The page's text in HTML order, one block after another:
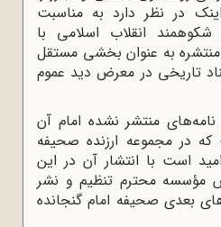
در نظر دارد به مناسبت
انقلاب اسلامی با
به عنوان بخشی مستقل
تاریخی در معرض دید عموم
منتشر نشده امام آن
در مجموعه ارزنده صحیفه
است با انتشار آن در این
محترم تنظیم و نشر
بعدی صحیفه امام گنجانده